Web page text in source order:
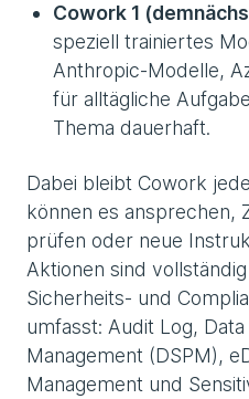
Cowork 1
speziell trainiertes
Anthropic-Modelle,
für alltägliche
Thema dauerhaft.
Dabei bleibt Cowork
können es ansprechen,
prüfen oder neue
Aktionen sind
Sicherheits- und
umfasst: Audit Log,
Management (DSPM),
Management und